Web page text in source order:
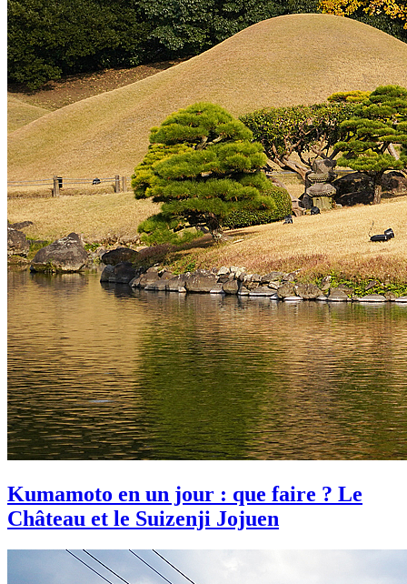
Kumamoto en un jour : que faire ? Le
Château et le Suizenji Jojuen